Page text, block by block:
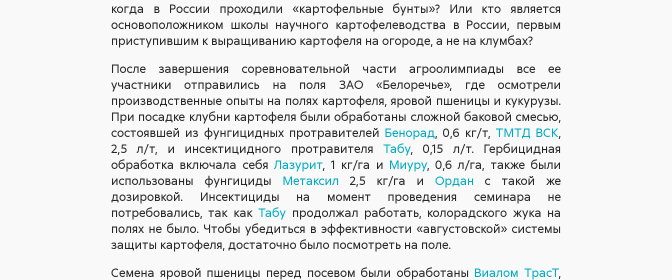
когда в России проходили «картофельные бунты»? Или кто является
основоположником школы научного картофелеводства в России, первым
приступившим к выращиванию картофеля на огороде, а не на клумбах?
После завершения соревновательной части агроолимпиады все ее
участники отправились на поля ЗАО «Белоречье», где осмотрели
производственные опыты на полях картофеля, яровой пшеницы и кукурузы.
При посадке клубни картофеля были обработаны сложной баковой смесью,
состоявшей из фунгицидных протравителей Бенорад , 0,6 кг/т, ТМТД ВСК
2,5 л/т, и инсектицидного протравителя Табу, 0,15 л/т. Гербицидная
обработка включала себя Лазурит, 1 кг/га и Миуру, 0,6 л/га, также были
использованы фунгициды Метаксил 2,5 кг/га и Ордан с такой же
дозировкой. Инсектициды на момент проведения семинара не
потребовались, так как Табу продолжал работать, колорадского жука на
полях не было. Чтобы убедиться в эффективности «августовской» системы
защиты картофеля, достаточно было посмотреть на поле.
Семена яровой пшеницы перед посевом были обработаны Виалом ТрасТ,